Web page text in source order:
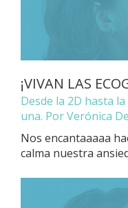
¡VIVAN LAS
Desde la 2D hasta
una. Por Verónica
Nos encantaaaaa
calma nuestra